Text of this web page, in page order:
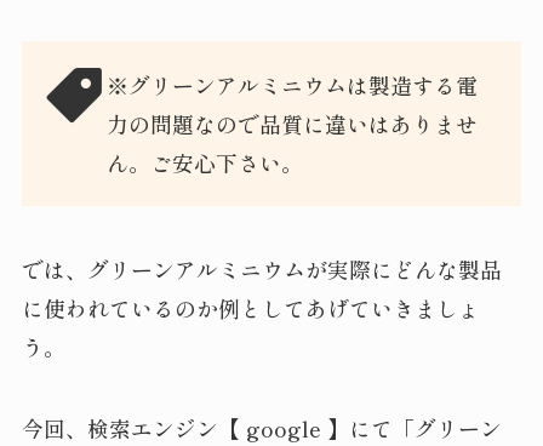
※グリーンアルミニウムは製造する電
力の問題なので品質に違いはありませ
ん。ご安心下さい。
では、グリーンアルミニウムが実際にどんな製品
に使われているのか例としてあげていきましょ
う。
今回、検索エンジン【 google 】にて「グリーン